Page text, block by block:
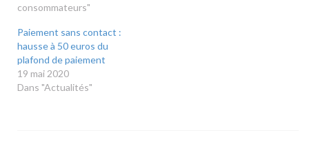
consommateurs"
Paiement sans contact :
hausse à 50 euros du
plafond de paiement
19 mai 2020
Dans "Actualités"